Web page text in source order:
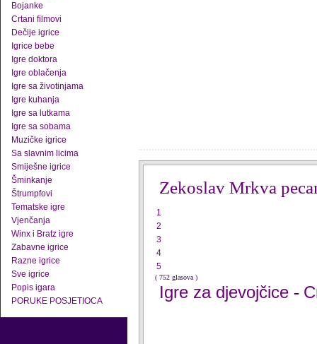
Bojanke
Crtani filmovi
Dečije igrice
Igrice bebe
Igre doktora
Igre oblačenja
Igre sa životinjama
Igre kuhanja
Igre sa lutkama
Igre sa sobama
Muzičke igrice
Sa slavnim licima
Smiješne igrice
Šminkanje
Štrumpfovi
Tematske igre
Vjenčanja
Winx i Bratz igre
Zabavne igrice
Razne igrice
Sve igrice
Popis igara
PORUKE POSJETIOCA
Zekoslav Mrkva
1
2
3
4
5
( 752 glasova )
Igre za djevojčice -